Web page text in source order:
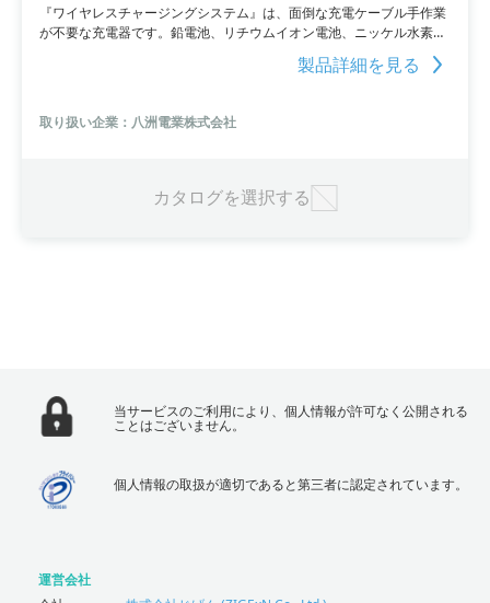
『ワイヤレスチャージングシステム』は、面倒な充電ケーブル手作業
が不要な充電器です。鉛電池、リチウムイオン電池、ニッケル水素電
池に対応し、AGVの自動充電システムに最適。最短25mmのギャップ
が可能な小型・軽量なデザインも特長です。製品詳細を見る
取り扱い企業：八洲電業株式会社
カタログを選択する
当サービスのご利用により、個人情報が許可なく公開される
ことはございません。
個人情報の取扱が適切であると第三者に認定されています。
運営会社